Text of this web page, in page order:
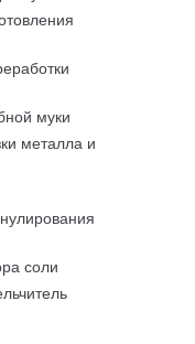
муки
металла и
соли